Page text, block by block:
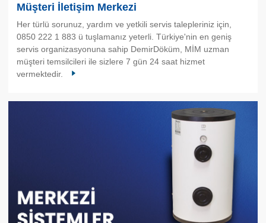
Müşteri İletişim Merkezi
Her türlü sorunuz, yardım ve yetkili servis talepleriniz için,
0850 222 1 883 ü tuşlamanız yeterli. Türkiye'nin en geniş
servis organizasyonuna sahip DemirDöküm, MİM uzman
müşteri temsilcileri ile sizlere 7 gün 24 saat hizmet
vermektedir.